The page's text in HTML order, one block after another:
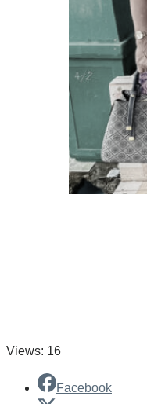
Views: 16
Facebook